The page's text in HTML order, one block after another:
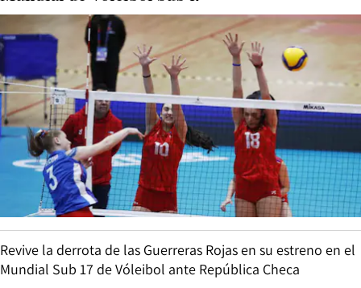
Revive la derrota de las Guerreras Rojas en su estreno en el
Mundial Sub 17 de Vóleibol ante República Checa